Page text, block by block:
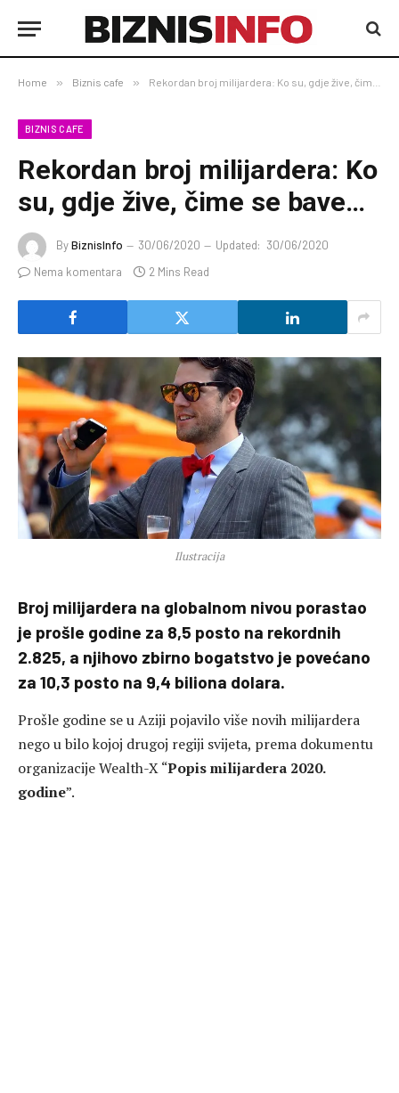
Home » Biznis cafe » Rekordan broj milijardera: Ko su, gdje žive, čime se bave…
BIZNIS CAFE
Rekordan broj milijardera: Ko
su, gdje žive, čime se bave…
ByBiznisInfo 30/06/2020 Updated: 30/06/2020
Nema komentara
2 Mins Read
Ilustracija
Broj milijardera na globalnom nivou porastao
je prošle godine za 8,5 posto na rekordnih
2.825, a njihovo zbirno bogatstvo je povećano
za 10,3 posto na 9,4 biliona dolara.
Prošle godine se u Aziji pojavilo više novih milijardera
nego u bilo kojoj drugoj regiji svijeta, prema dokumentu
organizacije Wealth-X “Popis milijardera 2020.
godine”.